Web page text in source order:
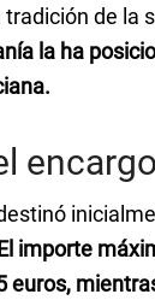
de la
la ha
encargo
importe
euros,